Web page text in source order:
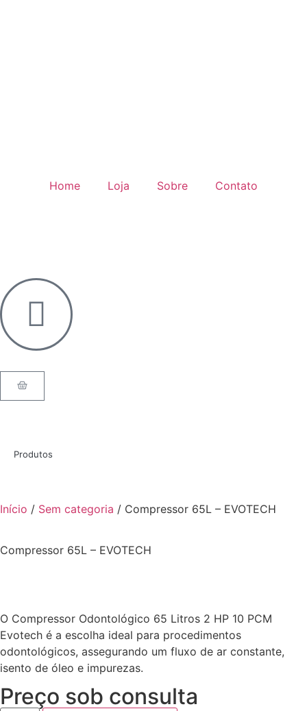
Home Loja Sobre Contato
Produtos
Início / Sem categoria / Compressor 65L – EVOTECH
Compressor 65L – EVOTECH
O Compressor Odontológico 65 Litros 2 HP 10 PCM
Evotech é a escolha ideal para procedimentos
odontológicos, assegurando um fluxo de ar constante,
isento de óleo e impurezas.
Preço sob consulta